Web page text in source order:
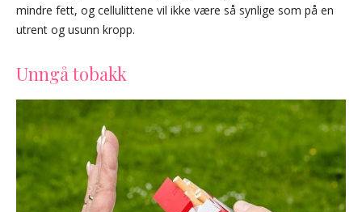
mindre fett, og cellulittene vil ikke være så synlige som på en
utrent og usunn kropp.
Unngå tobakk